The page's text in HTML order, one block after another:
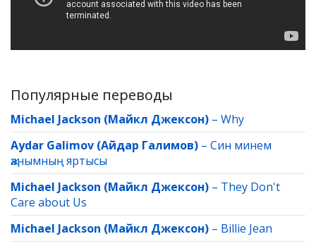
Популярные переводы
Michael Jackson (Майкл Джексон) – Why
Aydar Galimov (Айдар Галимов) – Син минем
җанымның яртысы
Michael Jackson (Майкл Джексон) – They Don't
Care about Us
Michael Jackson (Майкл Джексон) – Billie Jean